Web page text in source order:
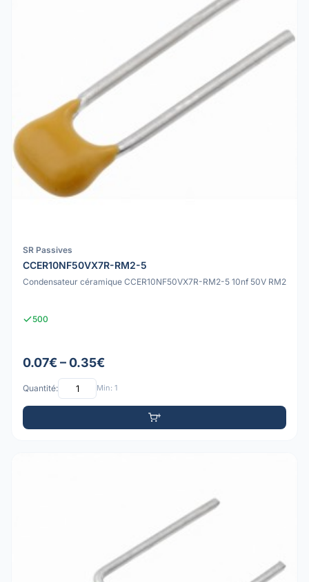
SR Passives
CCER10NF50VX7R-RM2-5
Condensateur céramique CCER10NF50VX7R-RM2-5 10nf 50V RM2
500
0.07€ – 0.35€
Quantité: Min: 1